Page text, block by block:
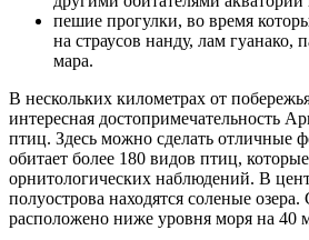
пешие прогулки, во время
на страусов нанду, лам гуанако,
мара.
В нескольких километрах от
интересная достопримечательность
птиц. Здесь можно сделать отличные
обитает более 180 видов птиц,
орнитологических наблюдений. В
полуострова находятся соленые
расположено ниже уровня моря на 40